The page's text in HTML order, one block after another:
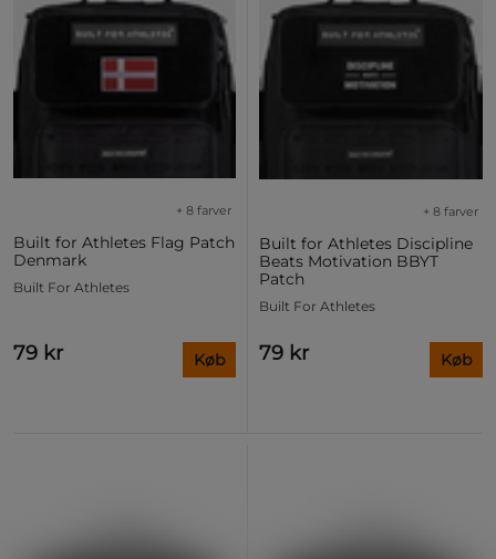
Built for Athletes Flag Patch
Denmark
+ 8 farver
Built For Athletes
79 kr Køb
Built for Athletes Discipline
Beats Motivation BBYT
Patch
+ 8 farver
Built For Athletes
79 kr Køb